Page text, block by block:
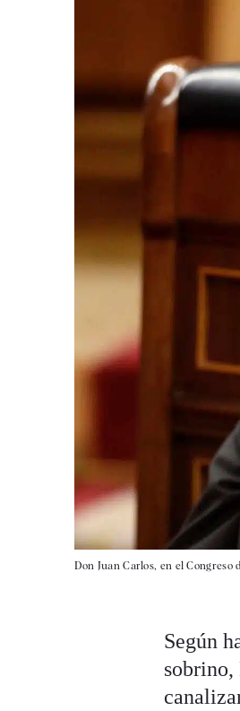
Don Juan Carlos, en el Congreso
Según
sobrino,